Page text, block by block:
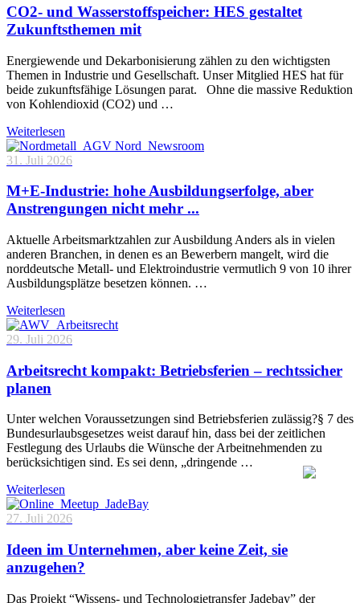
CO2- und Wasserstoffspeicher: HES gestaltet
Zukunftsthemen mit
Energiewende und Dekarbonisierung zählen zu den wichtigsten
Themen in Industrie und Gesellschaft. Unser Mitglied HES hat für
beide zukunftsfähige Lösungen parat. Ohne die massive Reduktion
von Kohlendioxid (CO2) und …
Weiterlesen
31. Juli 2026
M+E-Industrie: hohe Ausbildungserfolge, aber
Anstrengungen nicht mehr ...
Aktuelle Arbeitsmarktzahlen zur Ausbildung Anders als in vielen
anderen Branchen, in denen es an Bewerbern mangelt, wird die
norddeutsche Metall- und Elektroindustrie vermutlich 9 von 10 ihrer
Ausbildungsplätze besetzen können. …
Weiterlesen
29. Juli 2026
Arbeitsrecht kompakt: Betriebsferien – rechtssicher
planen
Unter welchen Voraussetzungen sind Betriebsferien zulässig?§ 7 des
Bundesurlaubsgesetzes weist darauf hin, dass bei der zeitlichen
Festlegung des Urlaubs die Wünsche der Arbeitnehmenden zu
berücksichtigen sind. Es sei denn, „dringende …
Weiterlesen
27. Juli 2026
Ideen im Unternehmen, aber keine Zeit, sie
anzugehen?
Das Projekt “Wissens- und Technologietransfer Jadebay” der